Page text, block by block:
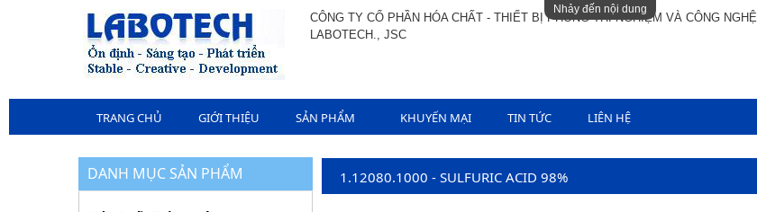
Nhảy đến nội dung
CÔNG TY CỔ PHẦN HÓA CHẤT - THIẾT BỊ PHÒNG THÍ NGHIỆM VÀ CÔNG NGHỆ
LABOTECH., JSC
TRANG CHỦ GIỚI THIỆU SẢN PHẨM KHUYẾN MẠI TIN TỨC LIÊN HỆ
DANH MỤC SẢN PHẨM 1.12080.1000 - SULFURIC ACID 98%